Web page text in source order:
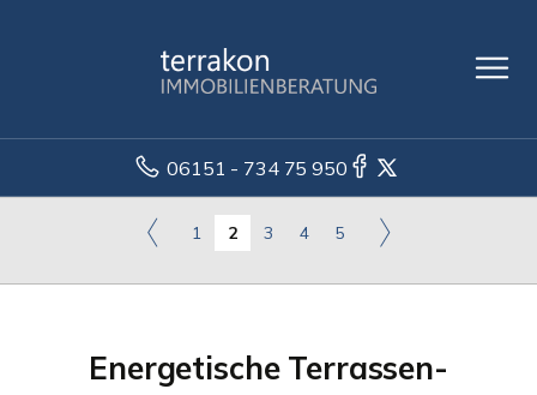
06151 - 734 75 950
1 2 3 4 5
Energetische Terrassen-